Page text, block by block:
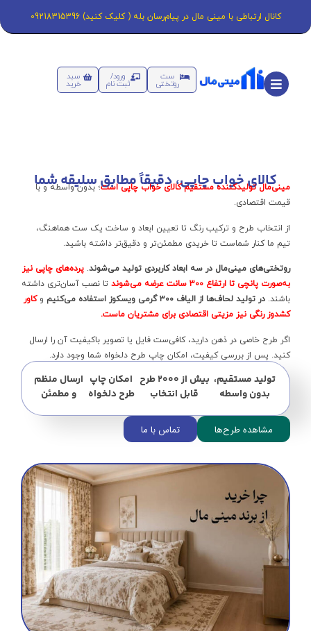
کانال ارتباطی با مینی مال در پیام‌رسان بله ( کلیک کنید) 09218315396
ست
روتختی
ورود/
ثبت نام
سبد
خرید
کالای خواب چاپی، دقیقاً مطابق سلیقه شما
مینی‌مال تولیدکننده مستقیم کالای خواب چاپی است؛ بدون واسطه و با
قیمت اقتصادی.
از انتخاب طرح و ترکیب رنگ تا تعیین ابعاد و ساخت یک ست هماهنگ،
تیم ما کنار شماست تا خریدی مطمئن‌تر و دقیق‌تر داشته باشید.
روتختی‌های مینی‌مال در سه ابعاد کاربردی تولید می‌شوند. پرده‌های چاپی نیز
به‌صورت پانچی تا ارتفاع 300 سانت عرضه می‌شوند
تا نصب آسان‌تری داشته
باشند. در تولید لحاف‌ها از الیاف ۳۰۰ گرمی ویسکوز استفاده می‌کنیم وکاور
کشدوز رنگی نیز مزیتی اقتصادی برای مشتریان ماست.
اگر طرح خاصی در ذهن دارید، کافی‌ست فایل یا تصویر باکیفیت آن را ارسال
کنید. پس از بررسی کیفیت، امکان چاپ طرح دلخواه شما وجود دارد.
تولید مستقیم،
بدون واسطه
بیش از ۲۰۰۰ طرح
قابل انتخاب
امکان چاپ
طرح دلخواه
ارسال منظم
و مطمئن
مشاهده طرح‌ها تماس با ما